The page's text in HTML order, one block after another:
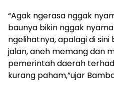
“Agak ngerasa nggak
baunya bikin nggak
ngelihatnya, apalagi di
jalan, aneh memang dan
pemerintah daerah
kurang paham,”ujar